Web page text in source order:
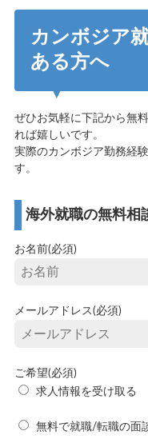
カンボジア
ある方へ
ぜひお気軽に下記から無
れば嬉しいです。
実際のカンボジア勤務経
す。
海外就職の無料相
お名前(必須)
メールアドレス(必須)
ご希望(必須)
求人情報を受け取る
無料で就職/転職の面